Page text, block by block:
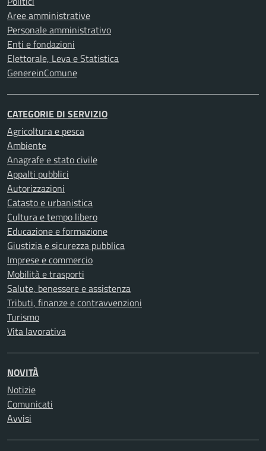
Aree amministrative
Personale amministrativo
Enti e fondazioni
Elettorale, Leva e Statistica
GenereinComune
CATEGORIE DI SERVIZIO
Agricoltura e pesca
Ambiente
Anagrafe e stato civile
Appalti pubblici
Autorizzazioni
Catasto e urbanistica
Cultura e tempo libero
Educazione e formazione
Giustizia e sicurezza pubblica
Imprese e commercio
Mobilità e trasporti
Salute, benessere e assistenza
Tributi, finanze e contravvenzioni
Turismo
Vita lavorativa
NOVITÀ
Notizie
Comunicati
Avvisi